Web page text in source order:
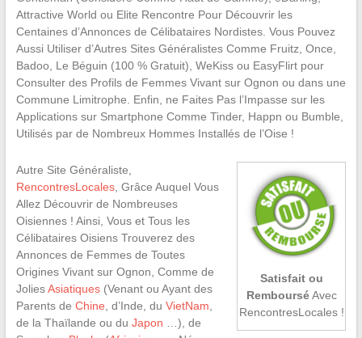
Attractive World ou Elite Rencontre Pour Découvrir les
Centaines d’Annonces de Célibataires Nordistes. Vous Pouvez
Aussi Utiliser d’Autres Sites Généralistes Comme Fruitz, Once,
Badoo, Le Béguin (100 % Gratuit), WeKiss ou EasyFlirt pour
Consulter des Profils de Femmes Vivant sur Ognon ou dans une
Commune Limitrophe. Enfin, ne Faites Pas l’Impasse sur les
Applications sur Smartphone Comme Tinder, Happn ou Bumble,
Utilisés par de Nombreux Hommes Installés de l’Oise !
Satisfait ou
RembourséAvec
RencontresLocales !
Autre Site Généraliste,
RencontresLocales, Grâce Auquel Vous
Allez Découvrir de Nombreuses
Oisiennes ! Ainsi, Vous et Tous les
Célibataires Oisiens Trouverez des
Annonces de Femmes de Toutes
Origines Vivant sur Ognon, Comme de
JoliesAsiatiques(Venant ou Ayant des
Parents de Chine , d’Inde, du VietNam
de la Thaïlande ou du Japon …), de